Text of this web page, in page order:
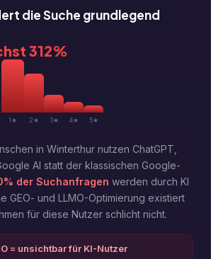
die Suche grundlegend
312%
in Winterthur nutzen ChatGPT,
AI statt der klassischen Google-
der Suchanfragen werden durch KI
GEO- und LLMO-Optimierung existiert
für diese Nutzer schlicht nicht.
= unsichtbar für KI-Nutzer